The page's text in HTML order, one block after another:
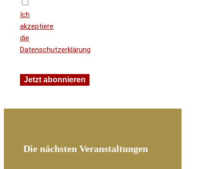
Ich
akzeptiere
die
Datenschutzerklärung
Die nächsten Veranstaltungen